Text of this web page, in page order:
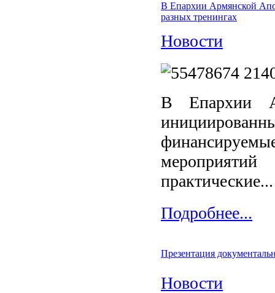
В Епархии Армянской
разных тренингах
Новости
В Епархии
практические...
Подробнее...
Презентация
Новости